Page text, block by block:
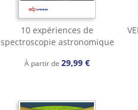
10 expériences de
spectroscopie astronomique
À partir de 29,99 €